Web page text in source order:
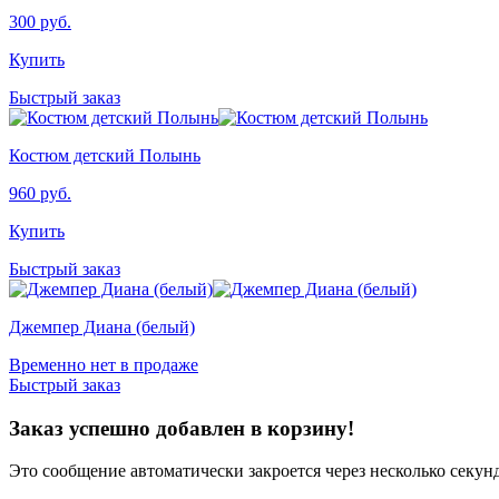
300 руб.
Купить
Быстрый заказ
Костюм детский Полынь
960 руб.
Купить
Быстрый заказ
Джемпер Диана (белый)
Временно нет в продаже
Быстрый заказ
Заказ успешно добавлен в корзину!
Это сообщение автоматически закроется через несколько